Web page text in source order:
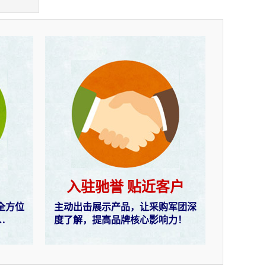
方位
入驻驰誉 贴近客户
主动出击展示产品，让采购军团深
度了解，提高品牌核心影响力！